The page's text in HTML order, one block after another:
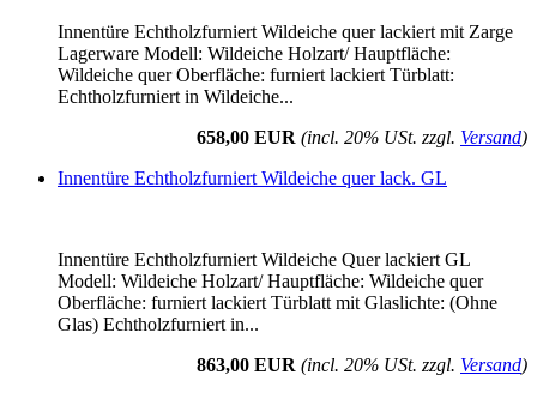
Innentüre Echtholzfurniert Wildeiche quer lackiert mit Zarge
Lagerware Modell: Wildeiche Holzart/ Hauptfläche:
Wildeiche quer Oberfläche: furniert lackiert Türblatt:
Echtholzfurniert in Wildeiche...
658,00 EUR (incl. 20% USt. zzgl. Versand)
Innentüre Echtholzfurniert Wildeiche quer lack. GL
Innentüre Echtholzfurniert Wildeiche Quer lackiert GL
Modell: Wildeiche Holzart/ Hauptfläche: Wildeiche quer
Oberfläche: furniert lackiert Türblatt mit Glaslichte: (Ohne
Glas) Echtholzfurniert in...
863,00 EUR (incl. 20% USt. zzgl. Versand)